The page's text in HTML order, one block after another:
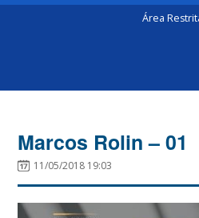
Área
Marcos Rolin – 01
11/05/2018 19:03